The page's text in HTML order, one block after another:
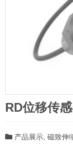
RD位移传
产品展示 磁致伸